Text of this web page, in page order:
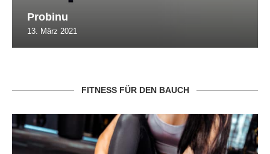
Probinu
13. März 2021
FITNESS FÜR DEN BAUCH